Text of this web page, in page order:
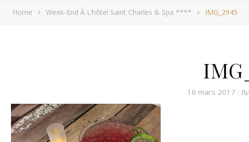
Home Week-End À L’hôtel Saint Charles & Spa **** IMG_2945
16 mars 2017 By